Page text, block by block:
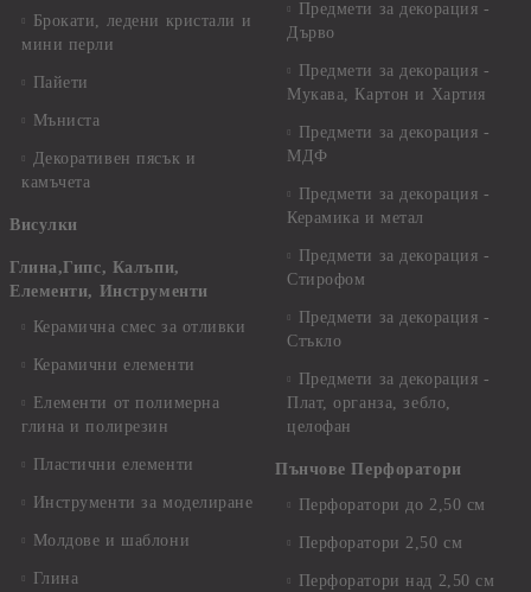
Брокати, ледени кристали и
мини перли
Пайети
Мъниста
Декоративен пясък и
камъчета
Висулки
Глина,Гипс, Калъпи,
Елементи, Инструменти
Керамична смес за отливки
Керамични елементи
Елементи от полимерна
глина и полирезин
Пластични елементи
Инструменти за моделиране
Молдове и шаблони
Глина
Предмети за декорация -
Дърво
Предмети за декорация -
Мукава, Картон и Хартия
Предмети за декорация -
МДФ
Предмети за декорация -
Керамика и метал
Предмети за декорация -
Стирофом
Предмети за декорация -
Стъкло
Предмети за декорация -
Плат, органза, зебло,
целофан
Пънчове Перфоратори
Перфоратори до 2,50 см
Перфоратори 2,50 см
Перфоратори над 2,50 см